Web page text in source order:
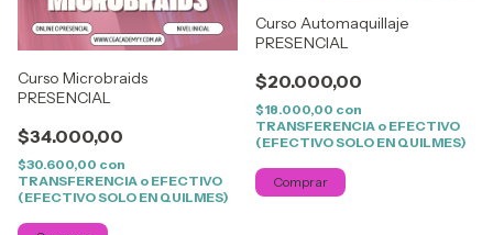
Curso Microbraids
PRESENCIAL
$34.000,00
$30.600,00 con
TRANSFERENCIA o EFECTIVO
(EFECTIVO SOLO EN QUILMES)
Curso Automaquillaje
PRESENCIAL
$20.000,00
$18.000,00 con
TRANSFERENCIA o EFECTIVO
(EFECTIVO SOLO EN QUILMES)
Comprar